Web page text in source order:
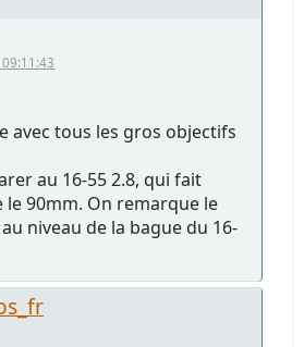
avec tous les gros objectifs
au 16-55 2.8, qui fait
le 90mm. On remarque le
niveau de la bague du 16-